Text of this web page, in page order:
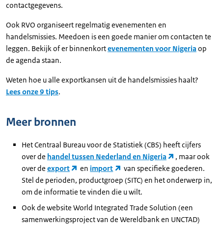
contactgegevens.
Ook RVO organiseert regelmatig evenementen en
handelsmissies. Meedoen is een goede manier om contacten te
leggen. Bekijk of er binnenkortevenementen voor Nigeria op
de agenda staan.
Weten hoe u alle exportkansen uit de handelsmissies haalt?
Lees onze 9 tips.
Meer bronnen
Het Centraal Bureau voor de Statistiek (CBS) heeft cijfers
over de handel tussen Nederland en Nigeria
, maar ook
over de export en import
van specifieke goederen.
Stel de perioden, productgroep (SITC) en het onderwerp in,
om de informatie te vinden die u wilt.
Ook de website World Integrated Trade Solution (een
samenwerkingsproject van de Wereldbank en UNCTAD)